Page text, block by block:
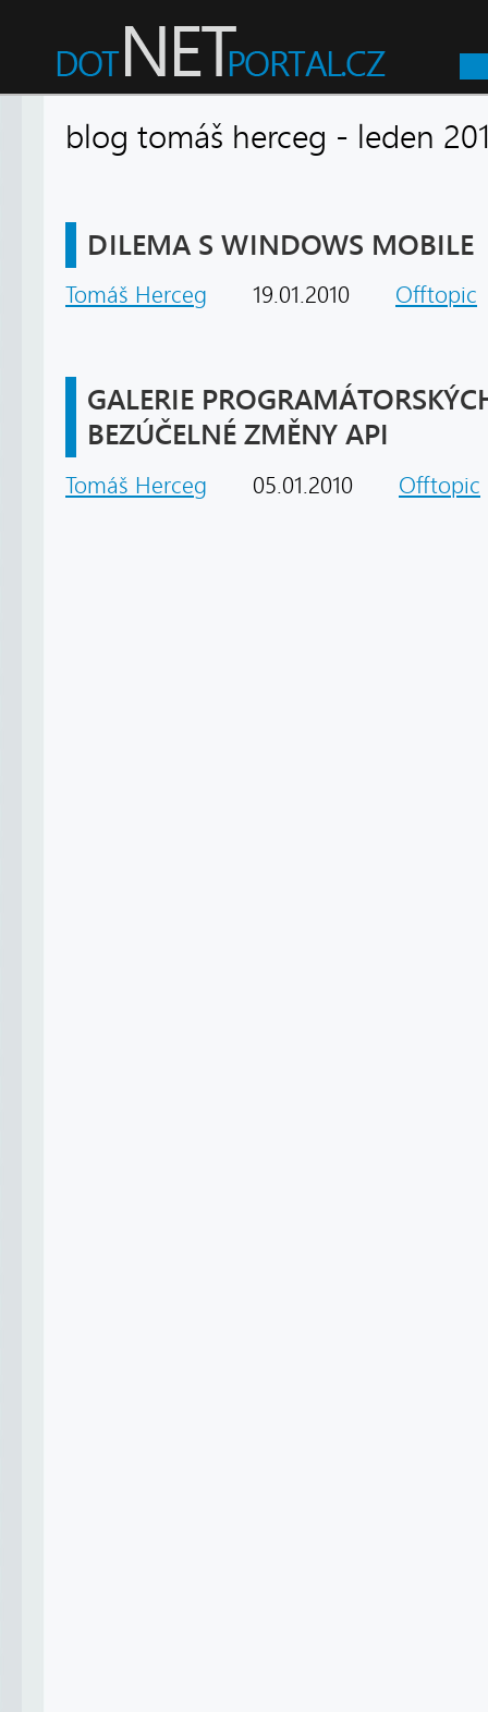
blog tomáš herceg - leden
DILEMA S WINDOWS MOBILE
Tomáš Herceg 19.01.2010 Offtopic
GALERIE
BEZÚČELNÉ ZMĚNY API
Tomáš Herceg 05.01.2010 Offtopic